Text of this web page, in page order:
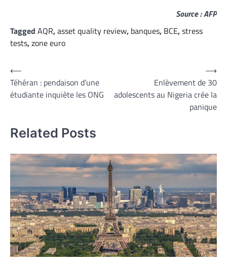
Source : AFP
Tagged AQR,asset quality review, banques, BCE,stress
tests,zone euro
Navigation
de
l’article
⟵
Téhéran : pendaison d’une
étudiante inquiète les ONG
Enlèvement de 30
adolescents au Nigeria crée la
panique
⟶
Related Posts